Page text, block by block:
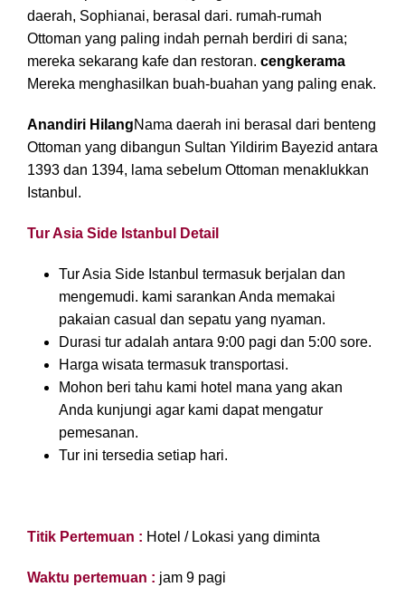
daerah, Sophianai, berasal dari. rumah-rumah
Ottoman yang paling indah pernah berdiri di sana;
mereka sekarang kafe dan restoran. cengkerama
Mereka menghasilkan buah-buahan yang paling enak.
Anandiri HilangNama daerah ini berasal dari benteng
Ottoman yang dibangun Sultan Yildirim Bayezid antara
1393 dan 1394, lama sebelum Ottoman menaklukkan
Istanbul.
Tur Asia Side Istanbul Detail
Tur Asia Side Istanbul termasuk berjalan dan
mengemudi. kami sarankan Anda memakai
pakaian casual dan sepatu yang nyaman.
Durasi tur adalah antara 9:00 pagi dan 5:00 sore.
Harga wisata termasuk transportasi.
Mohon beri tahu kami hotel mana yang akan
Anda kunjungi agar kami dapat mengatur
pemesanan.
Tur ini tersedia setiap hari.
Titik Pertemuan : Hotel / Lokasi yang diminta
Waktu pertemuan : jam 9 pagi